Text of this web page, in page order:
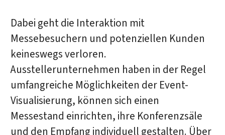
Dabei geht die Interaktion mit
Messebesuchern und potenziellen Kunden
keineswegs verloren.
Ausstellerunternehmen haben in der Regel
umfangreiche Möglichkeiten der Event-
Visualisierung, können sich einen
Messestand einrichten, ihre Konferenzsäle
und den Empfang individuell gestalten. Über